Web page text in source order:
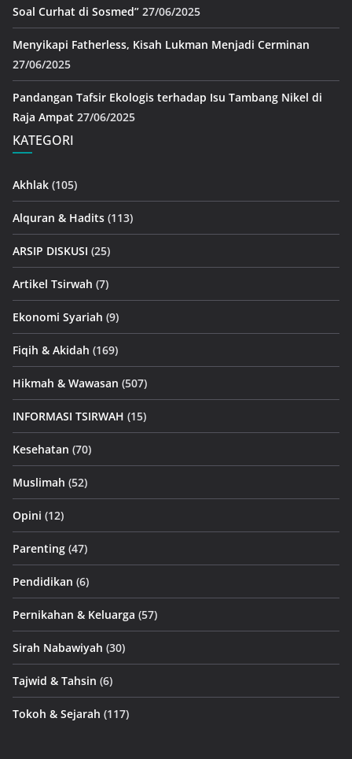
Soal Curhat di Sosmed” 27/06/2025
Menyikapi Fatherless, Kisah Lukman Menjadi Cerminan
27/06/2025
Pandangan Tafsir Ekologis terhadap Isu Tambang Nikel di
Raja Ampat 27/06/2025
KATEGORI
Akhlak (105)
Alquran & Hadits (113)
ARSIP DISKUSI (25)
Artikel Tsirwah (7)
Ekonomi Syariah (9)
Fiqih & Akidah (169)
Hikmah & Wawasan (507)
INFORMASI TSIRWAH (15)
Kesehatan (70)
Muslimah (52)
Opini (12)
Parenting (47)
Pendidikan (6)
Pernikahan & Keluarga (57)
Sirah Nabawiyah (30)
Tajwid & Tahsin (6)
Tokoh & Sejarah (117)